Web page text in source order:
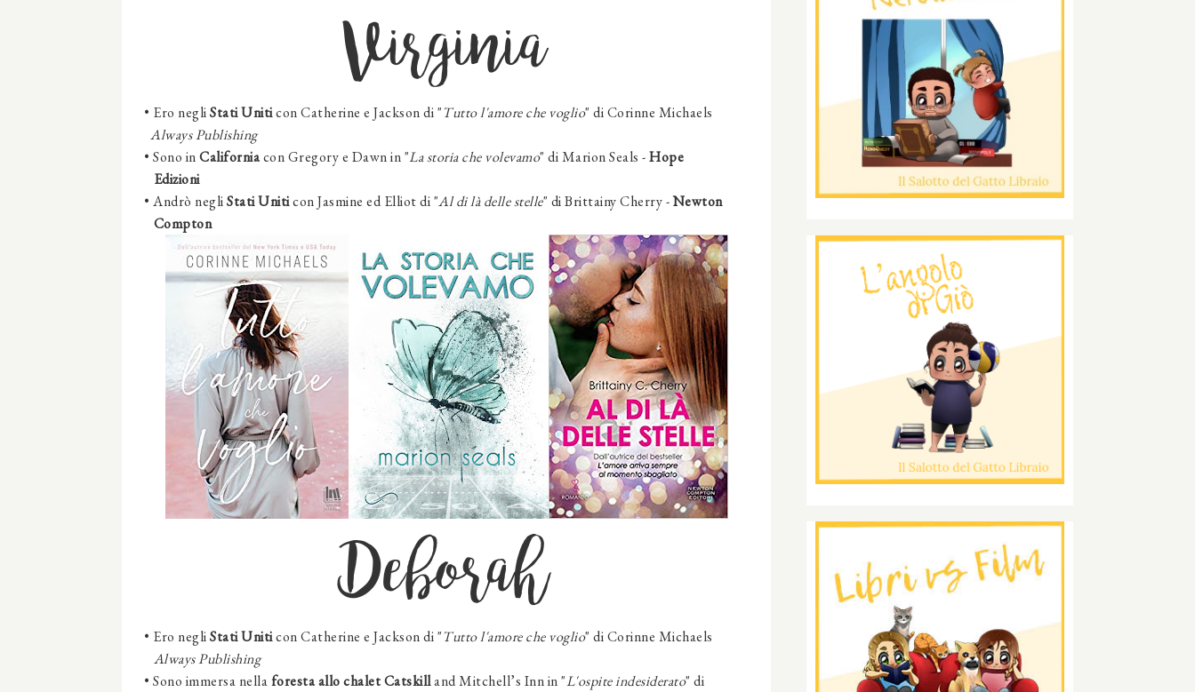
Virginia
• Ero negliStati Uniticon Catherine e Jackson di "Tutto l'amore che voglio" di Corinne Michaels
Always Publishing
• Sono inCaliforniacon Gregory e Dawn in "La storia che volevamo" di Marion Seals -Hope
Edizioni
• Andrò negliStati Uniticon Jasmine ed Elliot di "Al di là delle stelle" di Brittainy Cherry -Newton
Compton
Deborah
• Ero negliStati Uniticon Catherine e Jackson di "Tutto l'amore che voglio" di Corinne Michaels
Always Publishing
• Sono immersa nellaforesta allo chalet Catskilland Mitchell’s Inn in "L'ospite indesiderato" di